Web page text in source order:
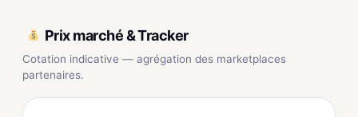
Prix marché & Tracker
Cotation indicative — agrégation des marketplaces
partenaires.